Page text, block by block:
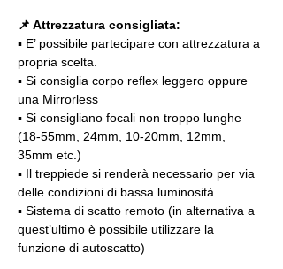
📌 Attrezzatura consigliata:
▪️ E’ possibile partecipare con attrezzatura a
propria scelta.
▪️ Si consiglia corpo reflex leggero oppure
una Mirrorless
▪️ Si consigliano focali non troppo lunghe
(18-55mm, 24mm, 10-20mm, 12mm,
35mm etc.)
▪️ Il treppiede si renderà necessario per via
delle condizioni di bassa luminosità
▪️ Sistema di scatto remoto (in alternativa a
quest’ultimo è possibile utilizzare la
funzione di autoscatto)